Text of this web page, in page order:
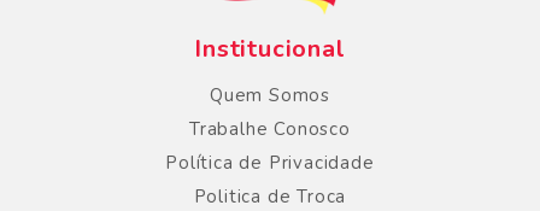
Institucional
Quem Somos
Trabalhe Conosco
Política de Privacidade
Politica de Troca